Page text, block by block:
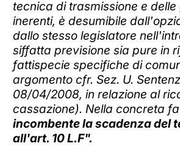
tecnica di trasmissione e
inerenti, è desumibile
dallo stesso legislatore
siffatta previsione sia pure in
fattispecie specifiche di
argomento cfr. Sez. U.
08/04/2008, in relazione al
cassazione). Nella concreta
incombente la scadenza del
all'art. 10 L.F".